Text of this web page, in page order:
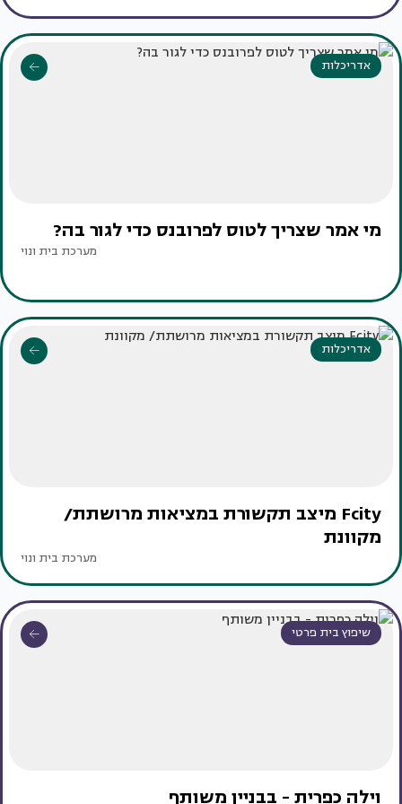
אדריכלות
מי אמר שצריך לטוס לפרובנס כדי לגור בה?
מערכת בית ונוי
אדריכלות
Fcity מיצב תקשורת במציאות מרושתת/
מקוונת
מערכת בית ונוי
שיפוץ בית פרטי
וילה כפרית - בבניין משותף